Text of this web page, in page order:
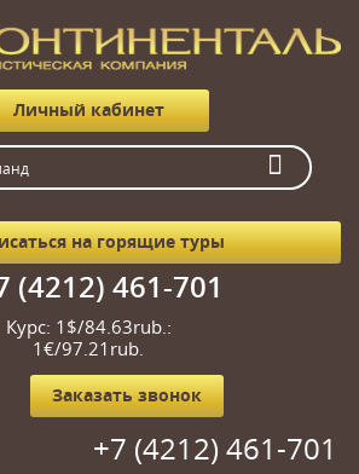
Личный кабинет
на горящие туры
(4212) 461-701
Курс: 1$/84.63rub.:
1€/97.21rub.
Заказать звонок
+7 (4212) 461-701